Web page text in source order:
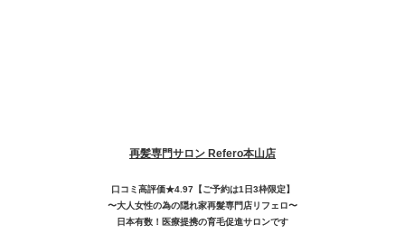
再髪専門サロン Refero本山店
口コミ高評価★4.97【ご予約は1日3枠限定】
〜大人女性の為の隠れ家再髮専門店リフェロ〜
日本有数！医療提携の育毛促進サロンです